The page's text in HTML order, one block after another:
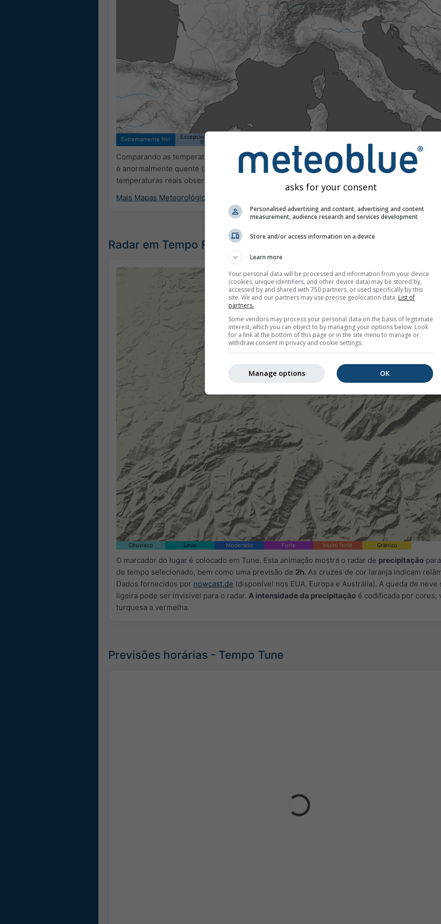
Extremamente frio Excepcionalmente
frio
Comparando as temperaturas atuais com 40 anos de dados históricos, podemos ver se a
é anormalmente quente (áreas vermelhas) ou fria (áreas azuis). Os pontos coloridos mostram
temperaturas reais observadas a partir de estações meteorológicas profissionais e privadas.
Mais Mapas Meteorológicos
Radar em Tempo Real e Previsão de Chuva, Suíça
Chuvisco Leve Moderado Forte Muito forte Granizo
O marcador do lugar é colocado em Tune. Esta animação mostra o radar de precipitação
de tempo selecionado, bem como uma previsão de 2h. As cruzes de cor laranja indicam
Dados fornecidos por nowcast.de (disponível nos EUA, Europa e Austrália). A queda de neve
ligeira pode ser invisível para o radar. A intensidade da precipitação é codificada por cores,
turquesa a vermelha.
Previsões horárias - Tempo Tune
asks for your consent
Personalised advertising and content, advertising and content
measurement, audience research and services development
Store and/or access information on a device
Learn more
Your personal data will be processed and information from your device
(cookies, unique identifiers, and other device data) may be stored by,
accessed by and shared with 750 partners, or used specifically by this
site. We and our partners may use precise geolocation data. List of
partners.
Some vendors may process your personal data on the basis of legitimate
interest, which you can object to by managing your options below. Look
for a link at the bottom of this page or in the site menu to manage or
withdraw consent in privacy and cookie settings.
OK
Manage options